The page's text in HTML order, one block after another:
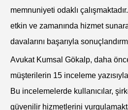
memnuniyeti odaklı
etkin ve zamanında hizmet
davalarını başarıyla
Avukat Kumsal Gökalp, daha
müşterilerin 15 inceleme
Bu incelemelerde kullanıcılar,
güvenilir hizmetlerini